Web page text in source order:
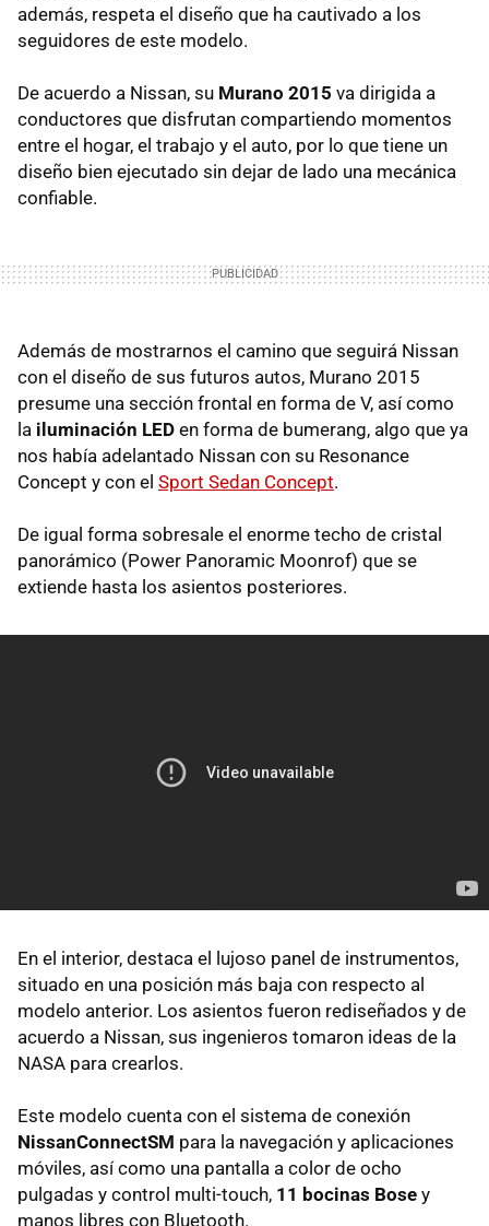
además, respeta el diseño que ha cautivado a los
seguidores de este modelo.
De acuerdo a Nissan, su Murano 2015 va dirigida a
conductores que disfrutan compartiendo momentos
entre el hogar, el trabajo y el auto, por lo que tiene un
diseño bien ejecutado sin dejar de lado una mecánica
confiable.
Además de mostrarnos el camino que seguirá Nissan
con el diseño de sus futuros autos, Murano 2015
presume una sección frontal en forma de V, así como
la iluminación LED en forma de bumerang, algo que ya
nos había adelantado Nissan con su Resonance
Concept y con el Sport Sedan Concept.
De igual forma sobresale el enorme techo de cristal
panorámico (Power Panoramic Moonrof) que se
extiende hasta los asientos posteriores.
En el interior, destaca el lujoso panel de instrumentos,
situado en una posición más baja con respecto al
modelo anterior. Los asientos fueron rediseñados y de
acuerdo a Nissan, sus ingenieros tomaron ideas de la
NASA para crearlos.
Este modelo cuenta con el sistema de conexión
NissanConnectSM para la navegación y aplicaciones
móviles, así como una pantalla a color de ocho
pulgadas y control multi-touch, 11 bocinas Bose y
manos libres con Bluetooth.